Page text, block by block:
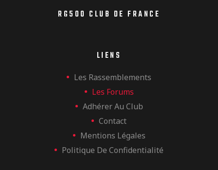
RG500 CLUB DE FRANCE
LIENS
Les Rassemblements
Les Forums
Adhérer Au Club
Contact
Mentions Légales
Politique De Confidentialité